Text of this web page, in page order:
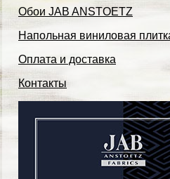
Обои JAB ANSTOETZ
Напольная виниловая
Оплата и доставка
Контакты